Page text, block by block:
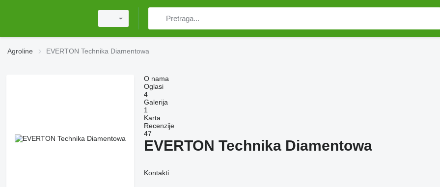
Agroline EVERTON Technika Diamentowa
O nama
Oglasi
4
Galerija
1
Karta
Recenzije
47
EVERTON Technika Diamentowa
Kontakti